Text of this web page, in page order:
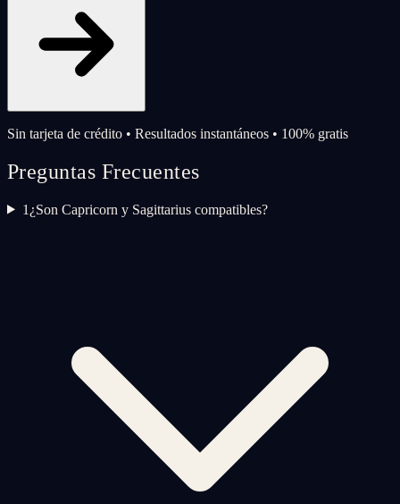
Sin tarjeta de crédito • Resultados instantáneos • 100% gratis
Preguntas Frecuentes
1 ¿Son Capricorn y Sagittarius compatibles?